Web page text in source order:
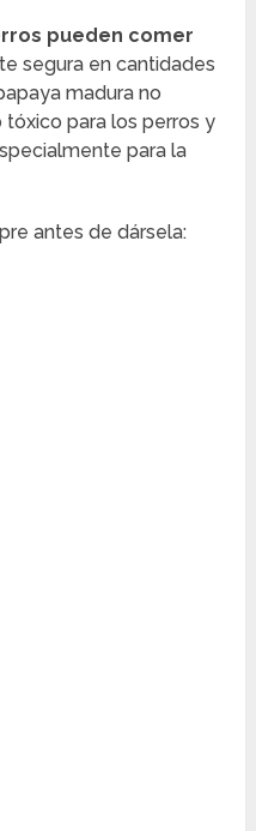
pueden comer
segura en cantidades
madura no
para los perros y
para la
antes de dársela: